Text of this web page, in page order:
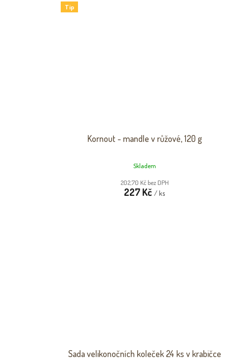
Tip
Kornout - mandle v růžové, 120 g
Skladem
202,70 Kč bez DPH
227 Kč/ ks
Sada velikonočních koleček 24 ks v krabičce